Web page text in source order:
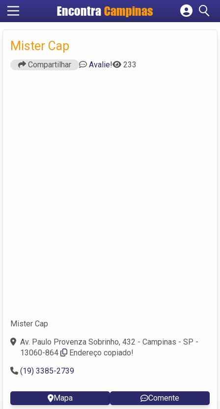
Encontra Campinas
Cadastrar empresa
Mister Cap
Compartilhar Avalie! 233
Mister Cap
Av. Paulo Provenza Sobrinho, 432 - Campinas - SP -
13060-864
Endereço copiado!
(19) 3385-2739
Mapa Comente